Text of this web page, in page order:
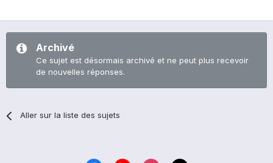
Archivé
Ce sujet est désormais archivé et ne peut plus recevoir
de nouvelles réponses.
Aller sur la liste des sujets